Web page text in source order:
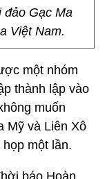
đảo Gạc Ma
Việt Nam.
một nhóm
thành lập vào
muốn
Mỹ và Liên Xô
một lần.
báo Hoàn